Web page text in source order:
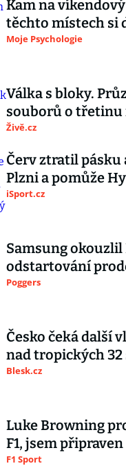
Kam na
těchto místech si
Moje Psychologie
Válka s bloky.
souborů o
Živě.cz
Červ ztratil pásku
Plzni a pomůže
iSport.cz
Samsung
odstartování
Poggers
Česko čeká další
nad tropických
Blesk.cz
Luke Browning
F1, jsem připraven
F1 Sport